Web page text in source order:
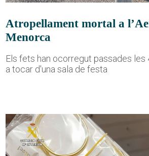
Atropellament mortal a
Menorca
Els fets han ocorregut passades les
a tocar d'una sala de festa